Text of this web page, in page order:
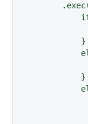
          }
          }